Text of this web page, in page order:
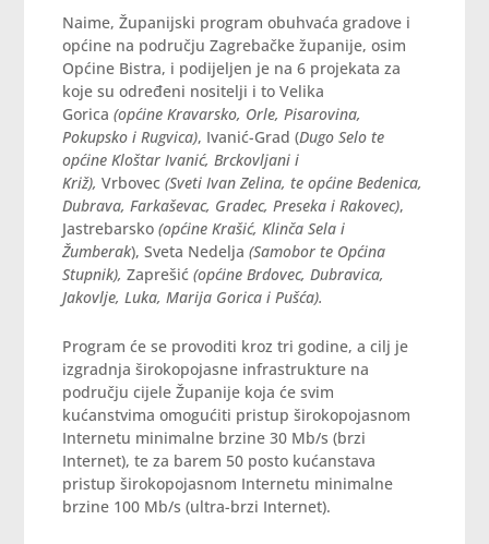
Naime, Županijski program obuhvaća gradove i
općine na području Zagrebačke županije, osim
Općine Bistra, i podijeljen je na 6 projekata za
koje su određeni nositelji i to Velika
Gorica(općine Kravarsko, Orle, Pisarovina,
Pokupsko i Rugvica), Ivanić-Grad (Dugo Selo te
općine Kloštar Ivanić, Brckovljani i
Križ), Vrbovec(Sveti Ivan Zelina, te općine Bedenica,
Dubrava, Farkaševac, Gradec, Preseka i Rakovec),
Jastrebarsko(općine Krašić, Klinča Sela i
Žumberak), Sveta Nedelja(Samobor te Općina
Stupnik), Zaprešić(općine Brdovec, Dubravica,
Jakovlje, Luka, Marija Gorica i Pušća).
Program će se provoditi kroz tri godine, a cilj je
izgradnja širokopojasne infrastrukture na
području cijele Županije koja će svim
kućanstvima omogućiti pristup širokopojasnom
Internetu minimalne brzine 30 Mb/s (brzi
Internet), te za barem 50 posto kućanstava
pristup širokopojasnom Internetu minimalne
brzine 100 Mb/s (ultra-brzi Internet).